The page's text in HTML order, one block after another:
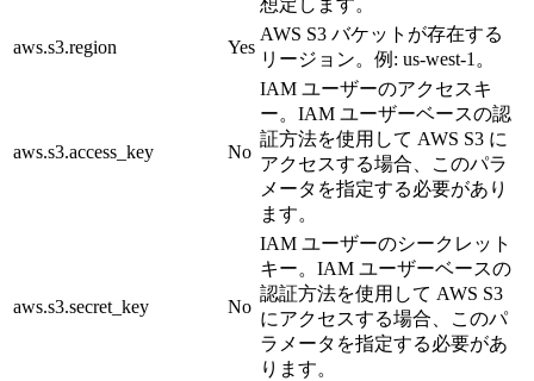
想定します。
aws.s3.region Yes
AWS S3 バケットが存在する
リージョン。例: us-west-1。
aws.s3.access_key No
IAM ユーザーのアクセスキ
ー。IAM ユーザーベースの認
証方法を使用して AWS S3 に
アクセスする場合、このパラ
メータを指定する必要があり
ます。
aws.s3.secret_key No
IAM ユーザーのシークレット
キー。IAM ユーザーベースの
認証方法を使用して AWS S3
にアクセスする場合、このパ
ラメータを指定する必要があ
ります。